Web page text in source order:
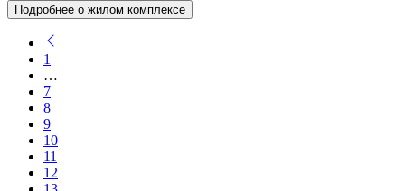
Подробнее о жилом комплексе
1
…
7
8
9
10
11
12